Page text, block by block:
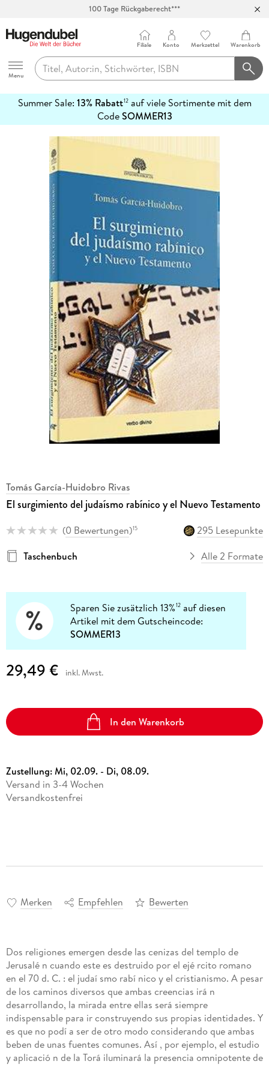
Hugendubel
Menu
Filiale Konto Merkzettel Warenkorb
Summer Sale: 13% Rabatt12auf viele Sortimente mit dem
CodeSOMMER13
erfahren
Tomás García-Huidobro Rivas
El surgimiento del judaísmo rabínico y el Nuevo Testamento
(0 Bewertungen)15
295 Lesepunkte
Taschenbuch
Alle 2 Formate
Sparen Sie zusätzlich 13%12 auf diesen
Artikel mit dem Gutscheincode:
SOMMER13
29,49 € inkl. Mwst.
In den Warenkorb
Zustellung:Mi, 02.09. - Di, 08.09.
Versand in 3-4 Wochen
Versandkostenfrei
Merken Empfehlen Bewerten
Dos religiones emergen desde las cenizas del templo de
Jerusalé n cuando este es destruido por el ejé rcito romano
en el 70 d. C. : el judaí smo rabí nico y el cristianismo. A pesar
de los caminos diversos que ambas creencias irá n
desarrollando, la mirada entre ellas será siempre
indispensable para ir construyendo sus propias identidades. Y
es que no podí a ser de otro modo considerando que ambas
beben de unas fuentes comunes. Así , por ejemplo, el estudio
y aplicació n de la Torá iluminará la presencia omnipotente de